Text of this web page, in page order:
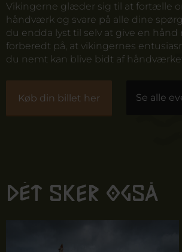
Vikingerne glæder sig til at fortælle
håndværk og svare på alle dine
du endda lyst til selv at give en
forberedt på, at vikingernes
du nemt kan blive bidt af
Køb din billet her Se alle
Dét sker også